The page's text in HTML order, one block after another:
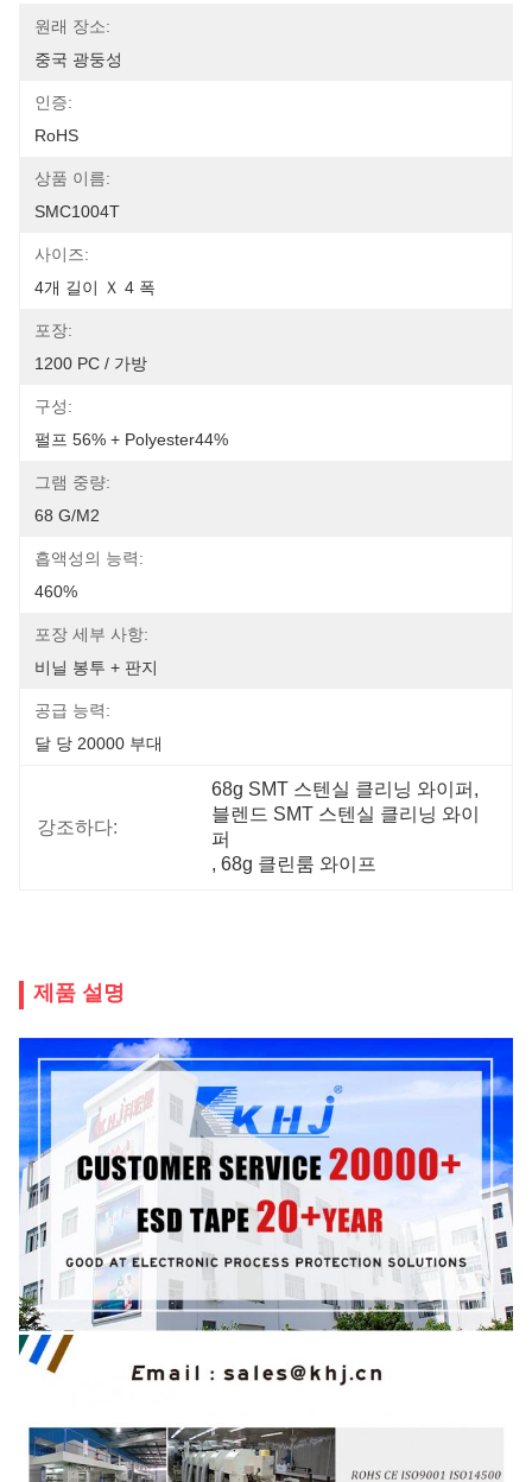
원래 장소:
중국 광둥성
인증:
RoHS
상품 이름:
SMC1004T
사이즈:
4개 길이 Ｘ 4 폭
포장:
1200 PC / 가방
구성:
펄프 56% + Polyester44%
그램 중량:
68 G/m2
흡액성의 능력:
460%
포장 세부 사항:
비닐 봉투 + 판지
공급 능력:
달 당 20000 부대
강조하다:
68g SMT 스텐실 클리닝 와이퍼 ,
블렌드 SMT 스텐실 클리닝 와이
퍼
, 68g 클린룸 와이프
제품 설명